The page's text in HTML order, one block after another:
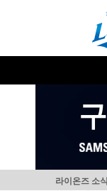
라이온즈 소식